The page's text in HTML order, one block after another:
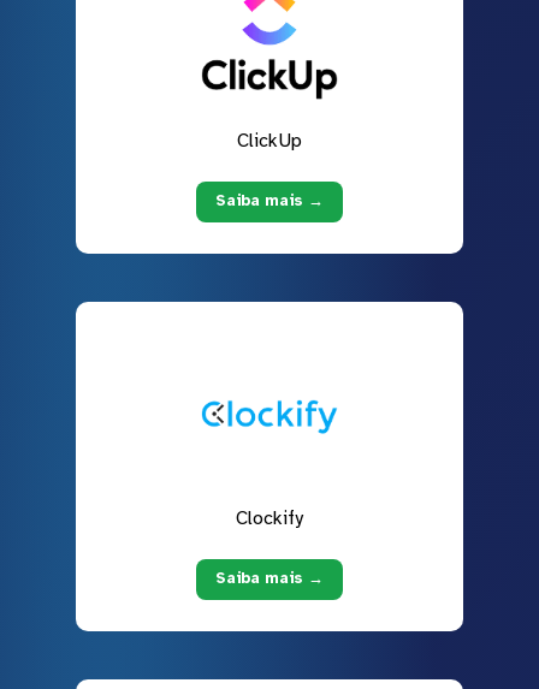
ClickUp
Saiba mais →
Clockify
Saiba mais →